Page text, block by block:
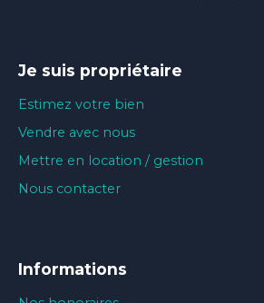
Je suis propriétaire
Estimez votre bien
Vendre avec nous
Mettre en location / gestion
Nous contacter
Informations